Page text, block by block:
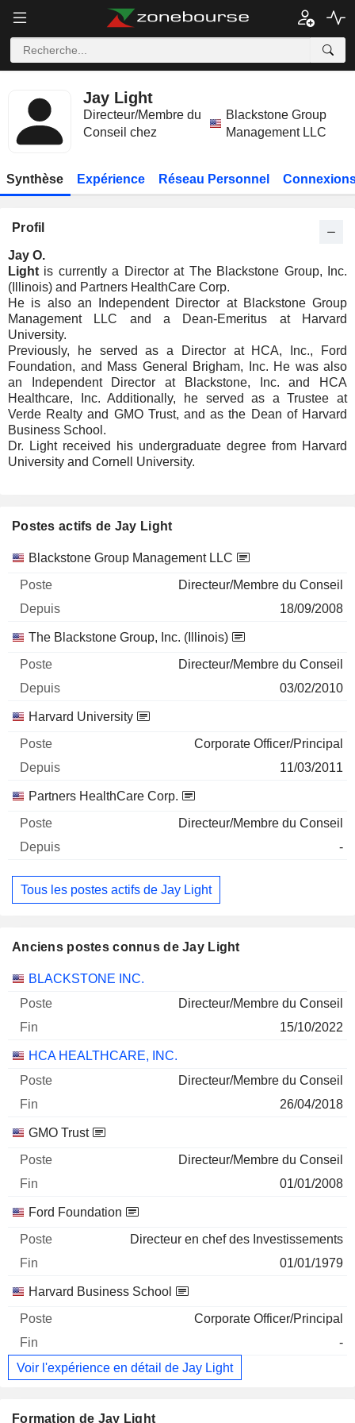
Jay Light
Directeur/Membre du
Conseil chez
Blackstone Group
Management LLC
Synthèse Expérience Réseau Personnel
Profil
Jay O.
Light is currently a Director at The Blackstone Group, Inc.
(Illinois) and Partners HealthCare Corp.
He is also an Independent Director at Blackstone Group
Management LLC and a Dean-Emeritus at Harvard
University.
Previously, he served as a Director at HCA, Inc., Ford
Foundation, and Mass General Brigham, Inc. He was also
an Independent Director at Blackstone, Inc. and HCA
Healthcare, Inc. Additionally, he served as a Trustee at
Verde Realty and GMO Trust, and as the Dean of Harvard
Business School.
Dr. Light received his undergraduate degree from Harvard
University and Cornell University.
Postes actifs de Jay Light
Sociétés Poste Début
Blackstone Group Management LLC
Directeur/Membre du Conseil
18/09/2008
The Blackstone Group, Inc. (Illinois)
Directeur/Membre du Conseil
03/02/2010
Harvard University
Corporate Officer/Principal
11/03/2011
Partners HealthCare Corp.
Directeur/Membre du Conseil
-
Tous les postes actifs de Jay Light
Anciens postes connus de Jay Light
Sociétés Poste Fin
BLACKSTONE INC.
Directeur/Membre du Conseil
15/10/2022
HCA HEALTHCARE, INC.
Directeur/Membre du Conseil
26/04/2018
GMO Trust
Directeur/Membre du Conseil
01/01/2008
Ford Foundation
Directeur en chef des Investissements
01/01/1979
Harvard Business School
Corporate Officer/Principal
-
Voir l'expérience en détail de Jay Light
Formation de Jay Light